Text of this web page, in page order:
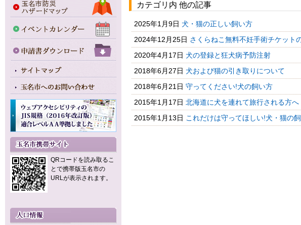
QRコードを読み取るこ
とで携帯版玉名市の
URLが表示されます。
カテゴリ内 他の記事
2025年1月9日 犬・猫の正しい飼い方
2024年12月25日 さくらねこ無料不妊手術チケット
2020年4月17日 犬の登録と狂犬病予防注射
2018年6月27日 犬および猫の引き取りについて
2018年6月21日 守ってください!犬の飼い方
2015年1月17日 北海道に犬を連れて旅行される方へ
2015年1月13日 これだけは守ってほしい!犬・猫の